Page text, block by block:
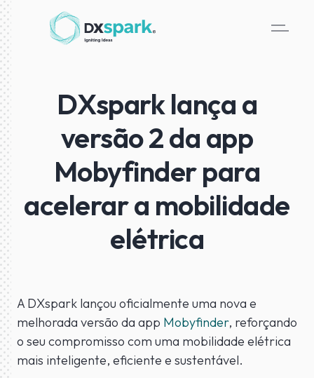
DXspark lança a
versão 2 da app
Mobyfinder para
acelerar a mobilidade
elétrica
A DXspark lançou oficialmente uma nova e
melhorada versão da app Mobyfinder, reforçando
o seu compromisso com uma mobilidade elétrica
mais inteligente, eficiente e sustentável.